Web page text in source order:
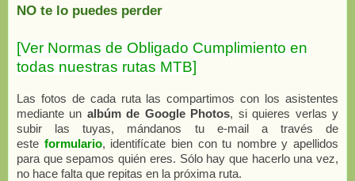
NO te lo puedes perder
[Ver Normas de Obligado Cumplimiento en
todas nuestras rutas MTB]
Las fotos de cada ruta las compartimos con los asistentes
mediante un albúm de Google Photos, si quieres verlas y
subir las tuyas, mándanos tu e-mail a través de
este formulario, identifícate bien con tu nombre y apellidos
para que sepamos quién eres. Sólo hay que hacerlo una vez,
no hace falta que repitas en la próxima ruta.